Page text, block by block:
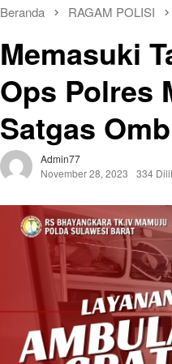
Beranda RAGAM POLISI
Memasuki
Ops Polres
Satgas
Admin77
November 28, 2023
334